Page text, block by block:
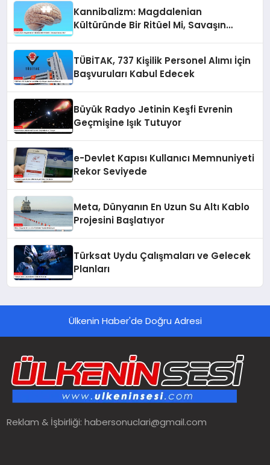
Kannibalizm: Magdalenian
Kültüründe Bir Ritüel Mi, Savaşın
TÜBİTAK, 737 Kişilik Personel Alımı İçin
Başvuruları Kabul Edecek
Büyük Radyo Jetinin Keşfi Evrenin
Geçmişine Işık Tutuyor
e-Devlet Kapısı Kullanıcı Memnuniyeti
Rekor Seviyede
Meta, Dünyanın En Uzun Su Altı Kablo
Projesini Başlatıyor
Türksat Uydu Çalışmaları ve Gelecek
Planları
Ülkenin Haber'de Doğru Adresi
Reklam & İşbirliği:habersonuclari@gmail.com